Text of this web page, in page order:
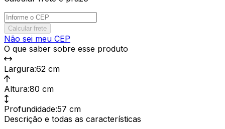
Calcular frete
Não sei meu CEP
O que saber sobre esse produto
Largura:62 cm
Altura:80 cm
Profundidade:57 cm
Descrição e todas as características